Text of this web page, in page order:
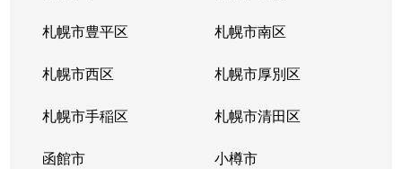
厚別東５条
1,800万円
新さっぽろ
厚別東５条
1,200万円
森林公園(北海道)
厚別南
3,000万円
ひばりが丘(北海道)
厚別南
4,200万円
ひばりが丘(北海道)
札幌市豊平区 札幌市南区
札幌市西区 札幌市厚別区
札幌市手稲区 札幌市清田区
函館市 小樽市